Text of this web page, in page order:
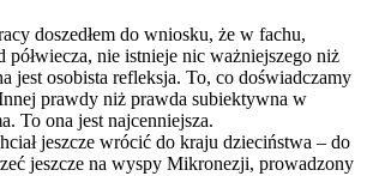
doszedłem do wniosku, że w fachu,
półwiecza, nie istnieje nic ważniejszego niż
jest osobista refleksja. To, co doświadczamy
prawdy niż prawda subiektywna w
To ona jest najcenniejsza.
jeszcze wrócić do kraju dzieciństwa – do
jeszcze na wyspy Mikronezji, prowadzony